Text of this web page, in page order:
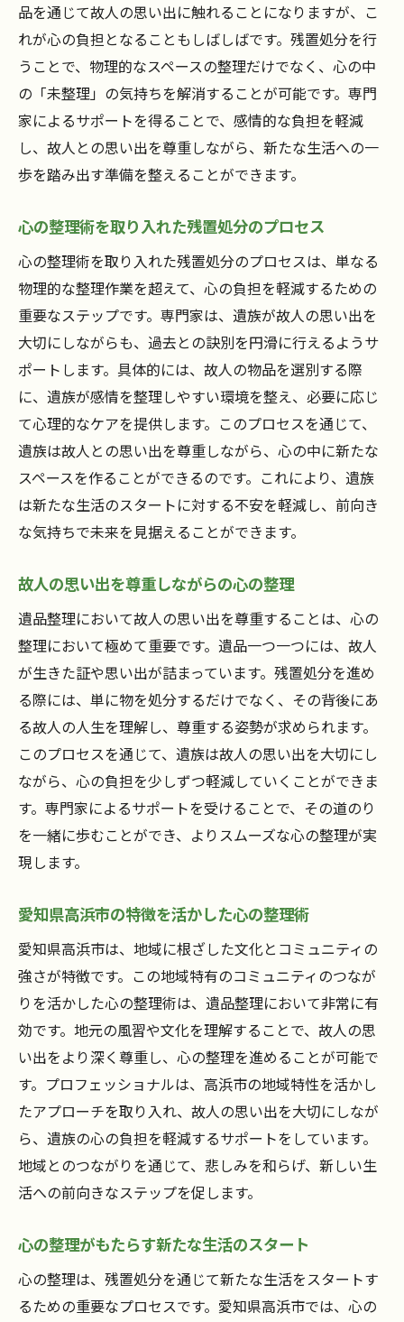
愛知県高浜市の文化を反映した進め方
故人を偲ぶ心の整理術の具体例
心のケアを重視した愛知県高浜市の残置処分サ
ービス
心のケアを第一に考えたサービスの特徴
愛知県高浜市における心のケアの実践
心のケアを通じて得られる安心感
心を癒す残置処分のプロセス
地域に根ざした心のケアの取り組み
遺品整理による新たな生活への橋渡しの重要性
遺品整理がもたらす新生活への準備
橋渡しの役割を果たす残置処分
新たな生活に向けた心の整理のプロセス
未来に向けた遺品整理のステップ
遺品整理の一環としての心のケア
愛知県高浜市での橋渡しの具体例
心の整理とともに進む残置処分のプロセス
プロセス全体における心の整理の役割
愛知県高浜市での実例に見るプロセス
心の整理を踏まえたプロのアプローチ
残置処分を円滑に進める心の準備
心の整理がもたらすスムーズな進行
心に優しい残置処分で未来への一歩を支援
心に寄り添う残置処分の必要性
未来への一歩を踏み出すためのサポート
愛知県高浜市での心優しい残置処分の実践
心の癒しを伴う残置処分の手法
愛知県高浜市の専門家が教える心の整理と残置
処分
専門家による心の整理の重要性
愛知県高浜市の専門家のアプローチとは
心の整理を促進する専門家の技術
心の整理がもたらす地域への貢献
専門家による残置処分の実践例
心の整理を支援する専門家の役割
品を通じて故人の思い出に触れることになりますが、こ
れが心の負担となることもしばしばです。残置処分を行
うことで、物理的なスペースの整理だけでなく、心の中
の「未整理」の気持ちを解消することが可能です。専門
家によるサポートを得ることで、感情的な負担を軽減
し、故人との思い出を尊重しながら、新たな生活への一
歩を踏み出す準備を整えることができます。
心の整理術を取り入れた残置処分のプロセス
心の整理術を取り入れた残置処分のプロセスは、単なる
物理的な整理作業を超えて、心の負担を軽減するための
重要なステップです。専門家は、遺族が故人の思い出を
大切にしながらも、過去との訣別を円滑に行えるようサ
ポートします。具体的には、故人の物品を選別する際
に、遺族が感情を整理しやすい環境を整え、必要に応じ
て心理的なケアを提供します。このプロセスを通じて、
遺族は故人との思い出を尊重しながら、心の中に新たな
スペースを作ることができるのです。これにより、遺族
は新たな生活のスタートに対する不安を軽減し、前向き
な気持ちで未来を見据えることができます。
故人の思い出を尊重しながらの心の整理
遺品整理において故人の思い出を尊重することは、心の
整理において極めて重要です。遺品一つ一つには、故人
が生きた証や思い出が詰まっています。残置処分を進め
る際には、単に物を処分するだけでなく、その背後にあ
る故人の人生を理解し、尊重する姿勢が求められます。
このプロセスを通じて、遺族は故人の思い出を大切にし
ながら、心の負担を少しずつ軽減していくことができま
す。専門家によるサポートを受けることで、その道のり
を一緒に歩むことができ、よりスムーズな心の整理が実
現します。
愛知県高浜市の特徴を活かした心の整理術
愛知県高浜市は、地域に根ざした文化とコミュニティの
強さが特徴です。この地域特有のコミュニティのつなが
りを活かした心の整理術は、遺品整理において非常に有
効です。地元の風習や文化を理解することで、故人の思
い出をより深く尊重し、心の整理を進めることが可能で
す。プロフェッショナルは、高浜市の地域特性を活かし
たアプローチを取り入れ、故人の思い出を大切にしなが
ら、遺族の心の負担を軽減するサポートをしています。
地域とのつながりを通じて、悲しみを和らげ、新しい生
活への前向きなステップを促します。
心の整理がもたらす新たな生活のスタート
心の整理は、残置処分を通じて新たな生活をスタートす
るための重要なプロセスです。愛知県高浜市では、心の